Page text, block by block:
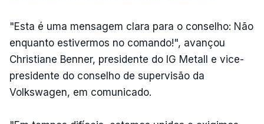
"Esta é uma mensagem clara para o conselho: Não
enquanto estivermos no comando!", avançou
Christiane Benner, presidente do IG Metall e vice-
presidente do conselho de supervisão da
Volkswagen, em comunicado.